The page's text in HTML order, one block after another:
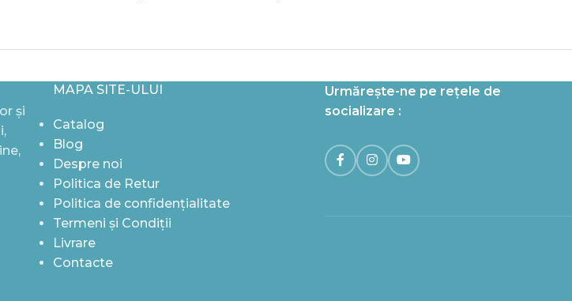
și
MAPA SITE-ULUI
Catalog
Blog
Despre noi
Politica de Retur
Politica de confidențialitate
Termeni și Condiții
Livrare
Contacte
Urmărește-ne pe rețele de
socializare :